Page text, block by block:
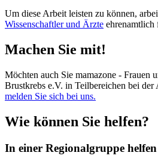
Um diese Arbeit leisten zu können,
Wissenschaftler und Ärzte ehrenamtlich
Machen Sie mit!
Möchten auch Sie mamazone - Frauen
Brustkrebs e.V. in Teilbereichen bei der
melden Sie sich bei uns.
Wie können Sie helfen?
In einer Regionalgruppe helfen